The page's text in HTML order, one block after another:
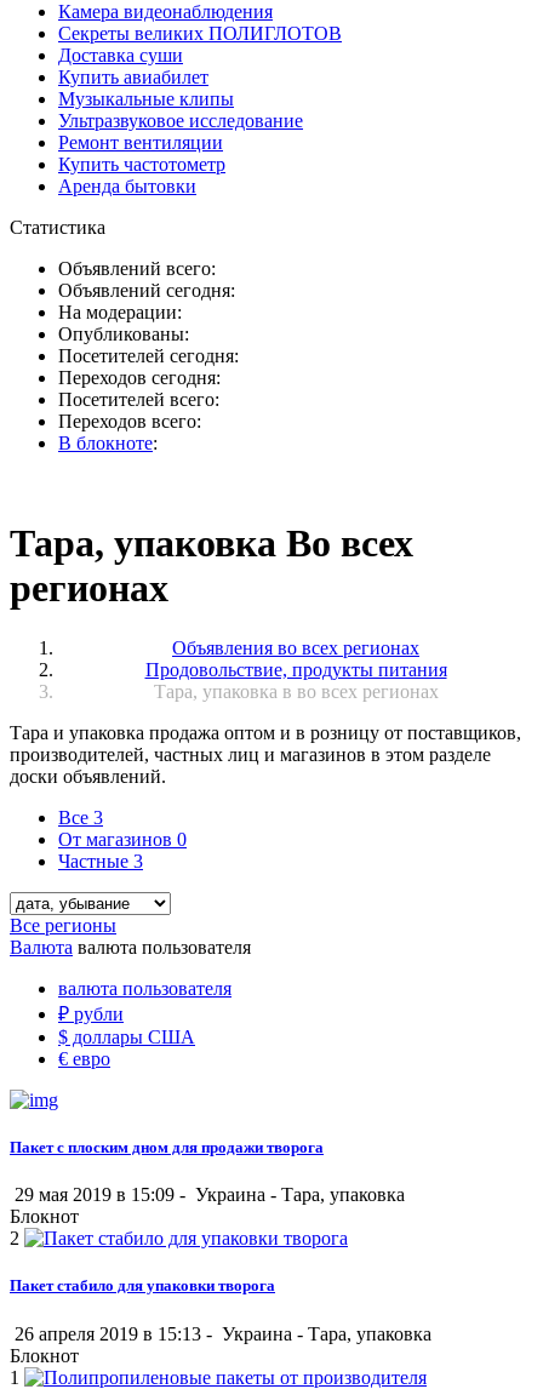
Камера видеонаблюдения
Секреты великих ПОЛИГЛОТОВ
Доставка суши
Купить авиабилет
Музыкальные клипы
Ультразвуковое исследование
Ремонт вентиляции
Купить частотометр
Аренда бытовки
Статистика
Объявлений всего:
Объявлений сегодня:
На модерации:
Опубликованы:
Посетителей сегодня:
Переходов сегодня:
Посетителей всего:
Переходов всего:
В блокноте:
Тара, упаковка Во всех
регионах
Объявления во всех регионах
Продовольствие, продукты питания
Тара, упаковка в во всех регионах
Тара и упаковка продажа оптом и в розницу от поставщиков,
производителей, частных лиц и магазинов в этом разделе
доски объявлений.
Все 3
От магазинов 0
Частные 3
Все регионы
Валюта валюта пользователя
валюта пользователя
₽ рубли
$ доллары США
€ евро
Пакет с плоским дном для продажи творога
29 мая 2019 в 15:09 - Украина - Тара, упаковка
Блокнот
2
Пакет стабило для упаковки творога
26 апреля 2019 в 15:13 - Украина - Тара, упаковка
Блокнот
1